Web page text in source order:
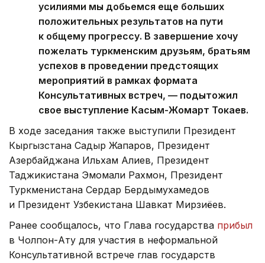
усилиями мы добьемся еще больших
положительных результатов на пути
к общему прогрессу. В завершение хочу
пожелать туркменским друзьям, братьям
успехов в проведении предстоящих
мероприятий в рамках формата
Консультативных встреч, — подытожил
свое выступление Касым-Жомарт Токаев.
В ходе заседания также выступили Президент
Кыргызстана Садыр Жапаров, Президент
Азербайджана Ильхам Алиев, Президент
Таджикистана Эмомали Рахмон, Президент
Туркменистана Сердар Бердымухамедов
и Президент Узбекистана Шавкат Мирзиёев.
Ранее сообщалось, что Глава государства прибыл
в Чолпон-Ату для участия в неформальной
Консультативной встрече глав государств